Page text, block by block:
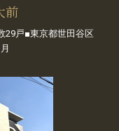
前
29戸■東京都世田谷区